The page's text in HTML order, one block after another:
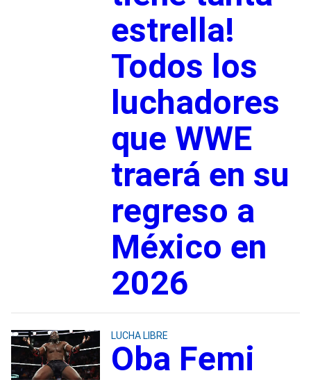
estrella!
Todos los
luchadores
que WWE
traerá en su
regreso a
México en
2026
LUCHA LIBRE
Oba Femi